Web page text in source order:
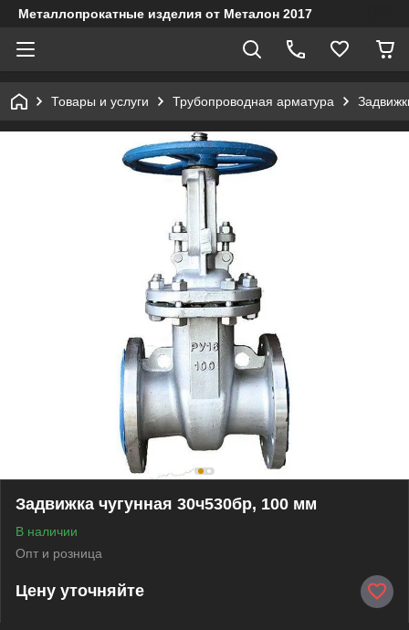
Металлопрокатные изделия от Металон 2017
Товары и услуги Трубопроводная арматура
Задвижка чугунная 30ч530бр, 100 мм
В наличии
Опт и розница
Цену уточняйте